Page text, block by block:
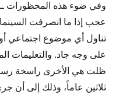
وفي ضوء هذه المحظورات
عجب إذا ما انصرفت
تناول أي موضوع اجتماعي
على وجه جاد. والتعليمات
ظلت هي الأخرى راسخة رسوخ
ثلاثين عاماً، وذلك إلى أن